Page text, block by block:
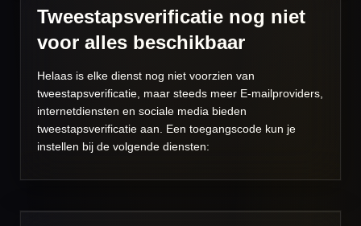
Tweestapsverificatie nog niet
voor alles beschikbaar
Helaas is elke dienst nog niet voorzien van
tweestapsverificatie, maar steeds meer E-mailproviders,
internetdiensten en sociale media bieden
tweestapsverificatie aan. Een toegangscode kun je
instellen bij de volgende diensten: